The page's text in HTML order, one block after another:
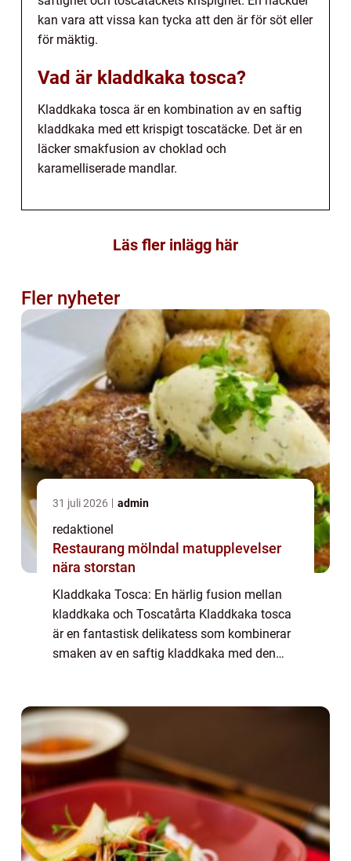
kan vara att vissa kan tycka att den är för söt eller
för mäktig.
Vad är kladdkaka tosca?
Kladdkaka tosca är en kombination av en saftig
kladdkaka med ett krispigt toscatäcke. Det är en
läcker smakfusion av choklad och
karamelliserade mandlar.
Läs fler inlägg här
Fler nyheter
31 juli 2026 admin
redaktionel
Restaurang mölndal matupplevelser
nära storstan
Kladdkaka Tosca: En härlig fusion mellan
kladdkaka och Toscatårta Kladdkaka tosca
är en fantastisk delikatess som kombinerar
smaken av en saftig kladdkaka med den
bland ch...